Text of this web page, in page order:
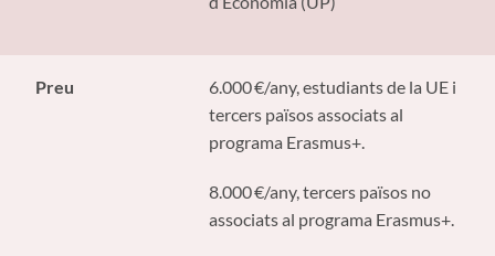
Preu
6.000 €/any, estudiants de la UE i
tercers països associats al
programa Erasmus+.
8.000 €/any, tercers països no
associats al programa Erasmus+.